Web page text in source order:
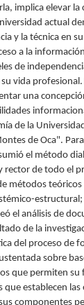
implica elevar
actual
y la técnica en
a la
de
vida
una
de la
de Oca".
el método
rector de todo el
métodos
el análisis de
de la
del proceso de
sobre
que permiten
que establecen
componentes